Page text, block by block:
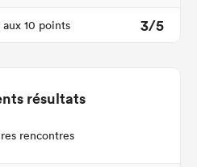
10 points 3/5
résultats
rencontres